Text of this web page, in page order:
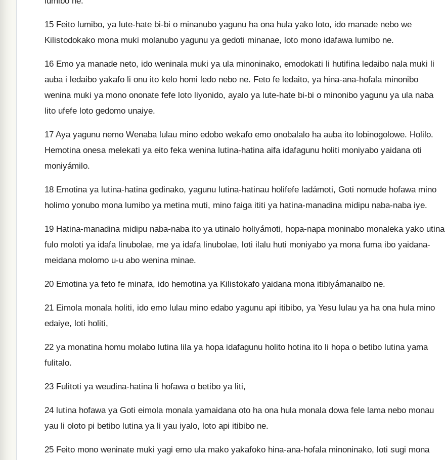
15 Feito lumibo, ya lute-hate bi-bi o minanubo yagunu ha ona hula yako loto, ido manade nebo we
Kilistodokako mona muki molanubo yagunu ya gedoti minanae, loto mono idafawa lumibo ne.
16 Emo ya manade neto, ido weninala muki ya ula minoninako, emodokati li hutifina ledaibo nala muki li
auba i ledaibo yakafo li onu ito kelo homi ledo nebo ne. Feto fe ledaito, ya hina-ana-hofala minonibo
wenina muki ya mono ononate fefe loto liyonido, ayalo ya lute-hate bi-bi o minonibo yagunu ya ula naba
lito ufefe loto gedomo unaiye.
17 Aya yagunu nemo Wenaba lulau mino edobo wekafo emo onobalalo ha auba ito lobinogolowe. Holilo.
Hemotina onesa melekati ya eito feka wenina lutina-hatina aifa idafagunu holiti moniyabo yaidana oti
moniyámilo.
18 Emotina ya lutina-hatina gedinako, yagunu lutina-hatinau holifefe ladámoti, Goti nomude hofawa mino
holimo yonubo mona lumibo ya metina muti, mino faiga ititi ya hatina-manadina midipu naba-naba iye.
19 Hatina-manadina midipu naba-naba ito ya utinalo holiyámoti, hopa-napa moninabo monaleka yako utina
fulo moloti ya idafa linubolae, me ya idafa linubolae, loti ilalu huti moniyabo ya mona fuma ibo yaidana-
meidana molomo u-u abo wenina minae.
20 Emotina ya feto fe minafa, ido hemotina ya Kilistokafo yaidana mona itibiyámanaibo ne.
21 Eimola monala holiti, ido emo lulau mino edabo yagunu api itibibo, ya Yesu lulau ya ha ona hula mino
edaiye, loti holiti,
22 ya monatina homu molabo lutina lila ya hopa idafagunu holito hotina ito li hopa o betibo lutina yama
fulitalo.
23 Fulitoti ya weudina-hatina li hofawa o betibo ya liti,
24 lutina hofawa ya Goti eimola monala yamaidana oto ha ona hula monala dowa fele lama nebo monau
yau li oloto pi betibo lutina ya li yau iyalo, loto api itibibo ne.
25 Feito mono weninate muki yagi emo ula mako yakafoko hina-ana-hofala minoninako, loti sugi mona